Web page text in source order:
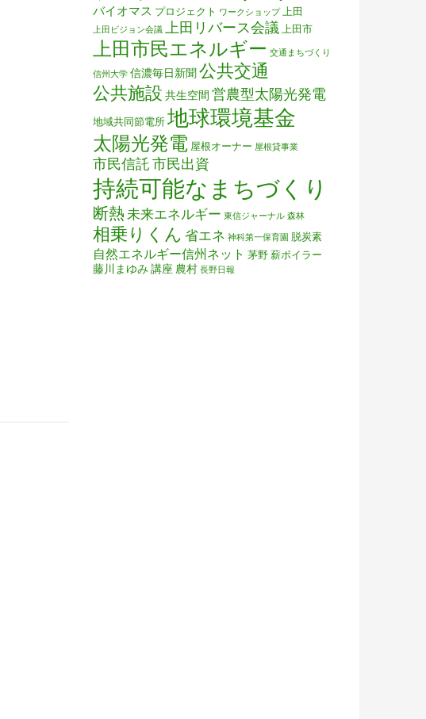
バイオマス プロジェクト ワークショップ 上田
上田ビジョン会議 上田リバース会議 上田市
上田市民エネルギー 交通まちづくり
信州大学 信濃毎日新聞公共交通
公共施設 共生空間 営農型太陽光発電
地域共同節電所 地球環境基金
太陽光発電 屋根オーナー 屋根貸事業
市民信託市民出資
持続可能なまちづくり
断熱 未来エネルギー 東信ジャーナル 森林
相乗りくん 省エネ 神科第一保育園 脱炭素
自然エネルギー信州ネット 茅野 薪ボイラー
藤川まゆみ 講座 農村 長野日報